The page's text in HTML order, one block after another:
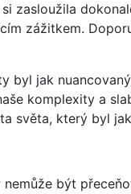
zasloužila
zážitkem.
byl jak
komplexity a
světa, který byl
být